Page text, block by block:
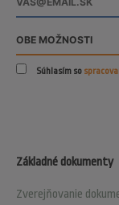
Základné dokumenty
Zverejňovanie
Súhlasím so